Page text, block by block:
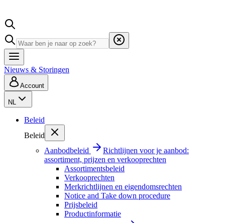
Nieuws & Storingen
Account
NL
Beleid
Beleid
Aanbodbeleid
Richtlijnen voor je aanbod:
assortiment, prijzen en verkooprechten
Assortimentsbeleid
Verkooprechten
Merkrichtlijnen en eigendomsrechten
Notice and Take down procedure
Prijsbeleid
Productinformatie